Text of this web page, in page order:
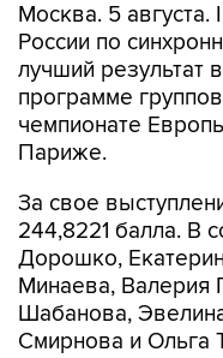
Москва. 5 августа.
России по
лучший результат
программе
чемпионате
Париже.
За свое
244,8221 балла. В
Дорошко,
Минаева, Валерия
Шабанова,
Смирнова и Ольга